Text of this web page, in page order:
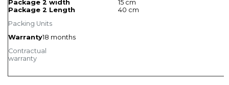
Packing Units
Package 2 width
15 cm
Package 2 Length
40 cm
Contractual
warranty
Warranty18 months